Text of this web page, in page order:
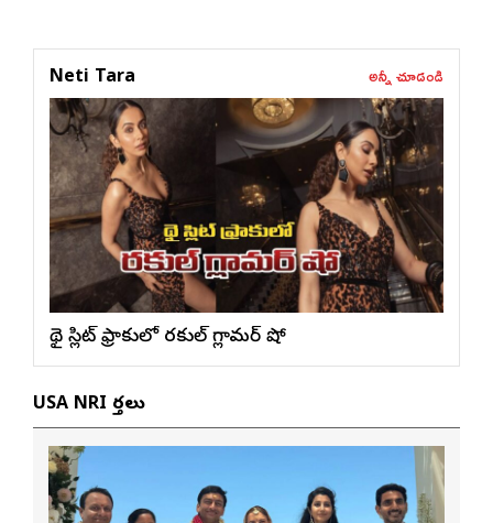
Neti Tara అన్నీ చూడండి
థై స్లిట్ ఫ్రాకులో ర‌కుల్ గ్లామ‌ర్ షో
USA NRI వార్తలు